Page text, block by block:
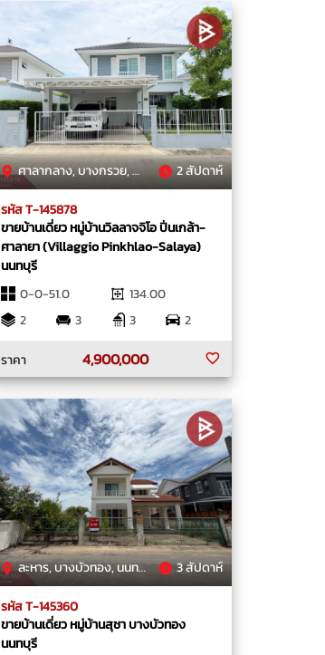
ศาลากลาง, บางกรวย, นนทบุรี 2 สัปดาห์
รหัส T-145878
ขายบ้านเดี่ยว หมู่บ้านวิลลาจจิโอ ปิ่นเกล้า-
ศาลายา (Villaggio Pinkhlao-Salaya)
นนทบุรี
0-0-51.0
134.00
2
3 3
2
ราคา
4,900,000
ละหาร, บางบัวทอง, นนทบุรี 3 สัปดาห์
รหัส T-145360
ขายบ้านเดี่ยว หมู่บ้านสุชา บางบัวทอง
นนทบุรี